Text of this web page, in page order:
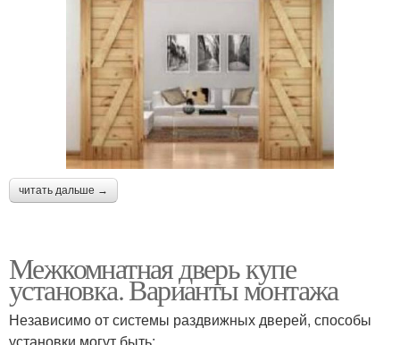
читать дальше →
Межкомнатная дверь купе
установка. Варианты монтажа
Независимо от системы раздвижных дверей, способы